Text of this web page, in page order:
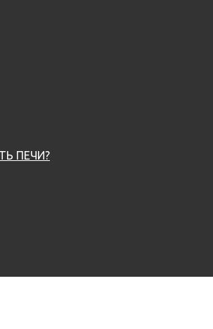
ПЕЧИ?